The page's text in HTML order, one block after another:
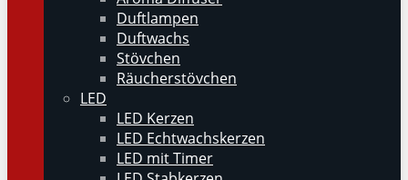
Duftlampen
Duftwachs
Stövchen
Räucherstövchen
LED
LED Kerzen
LED Echtwachskerzen
LED mit Timer